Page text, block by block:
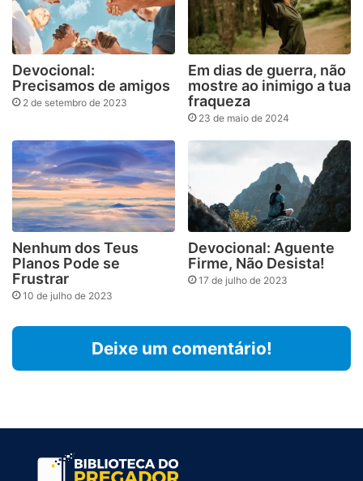
Devocional:
Precisamos de amigos
2 de setembro de 2023
Em dias de guerra, não
mostre ao inimigo a tua
fraqueza
23 de maio de 2024
Nenhum dos Teus
Planos Pode se
Frustrar
10 de julho de 2023
Devocional: Aguente
Firme, Não Desista!
17 de julho de 2023
Deixe um comentário!